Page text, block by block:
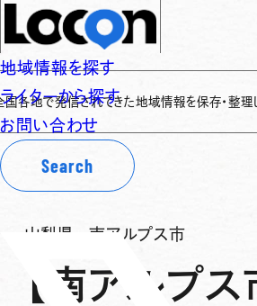
地域情報を探す
ライターから探す
お問い合わせ
Search
れてきた地域情報を保存・整理し、継続的に提
山梨県 -南アルプス市
【南アルプス